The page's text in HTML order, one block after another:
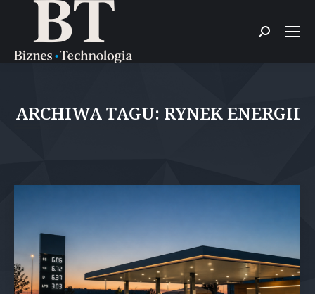
Szukaj:
ARCHIWA TAGU: RYNEK ENERGII